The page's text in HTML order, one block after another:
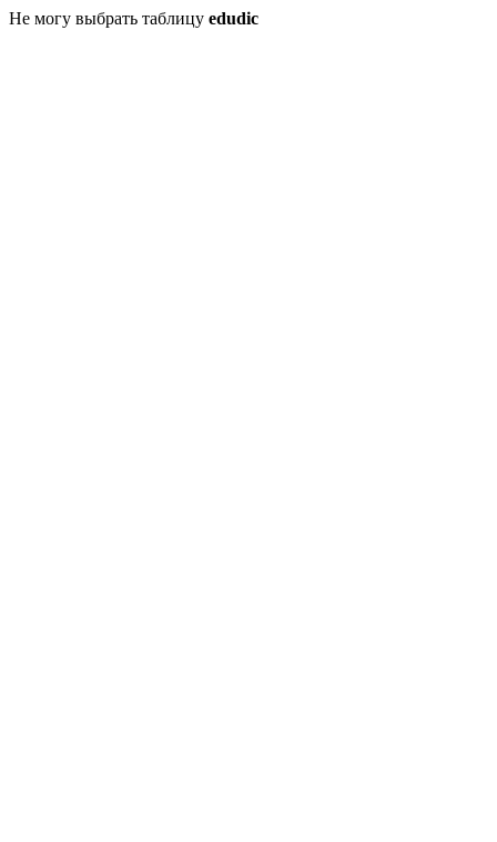
Не могу выбрать таблицу edudic